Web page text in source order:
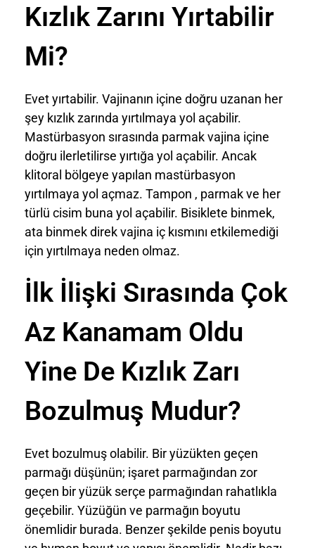
Kızlık Zarını Yırtabilir
Mi?
Evet yırtabilir. Vajinanın içine doğru uzanan her
şey kızlık zarında yırtılmaya yol açabilir.
Mastürbasyon sırasında parmak vajina içine
doğru ilerletilirse yırtığa yol açabilir. Ancak
klitoral bölgeye yapılan mastürbasyon
yırtılmaya yol açmaz. Tampon , parmak ve her
türlü cisim buna yol açabilir. Bisiklete binmek,
ata binmek direk vajina iç kısmını etkilemediği
için yırtılmaya neden olmaz.
İlk İlişki Sırasında Çok
Az Kanamam Oldu
Yine De Kızlık Zarı
Bozulmuş Mudur?
Evet bozulmuş olabilir. Bir yüzükten geçen
parmağı düşünün; işaret parmağından zor
geçen bir yüzük serçe parmağından rahatlıkla
geçebilir. Yüzüğün ve parmağın boyutu
önemlidir burada. Benzer şekilde penis boyutu